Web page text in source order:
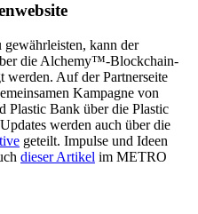
kann der
die Alchemy™-Blockchain-
Auf der Partnerseite
Kampagne von
Bank über die Plastic
werden auch über die
geteilt. Impulse und Ideen
dieser Artikel im METRO